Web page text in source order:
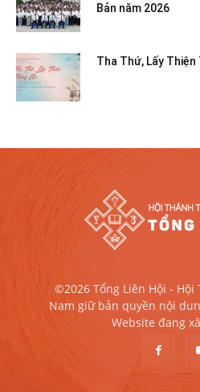
Bản năm 2026
Tha Thứ, Lấy
©2026 Tổng Liên Hội - Hội
Nam giữ bản quyền nội
Website đang